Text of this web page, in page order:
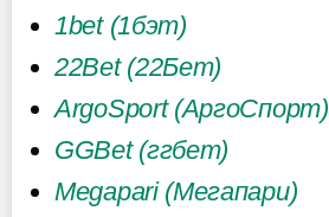
1bet (1бэт)
22Bet (22Бет)
ArgoSport (АргоСпорт)
GGBet (ггбет)
Megapari (Мегапари)